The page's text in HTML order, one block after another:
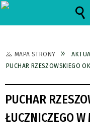
MAPA STRONY
PUCHAR RZESZOWSKIEGO
PUCHAR
ŁUCZNICZEGO W